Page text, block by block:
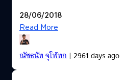
28/06/2018
Read More
ณัชธนัท จุโฬทก| 2961 days ago